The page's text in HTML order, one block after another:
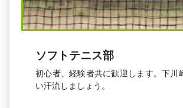
ソフトテニス部
初心者、経験者共に歓迎します。下川
い汗流しましょう。